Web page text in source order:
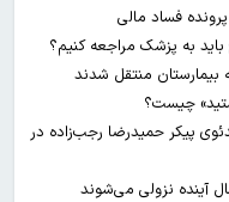
فساد مالی
به پزشک مراجعه کنیم؟
چیست؟
پیکر حمیدرضا رجب‌زاده در
نزولی می‌شوند